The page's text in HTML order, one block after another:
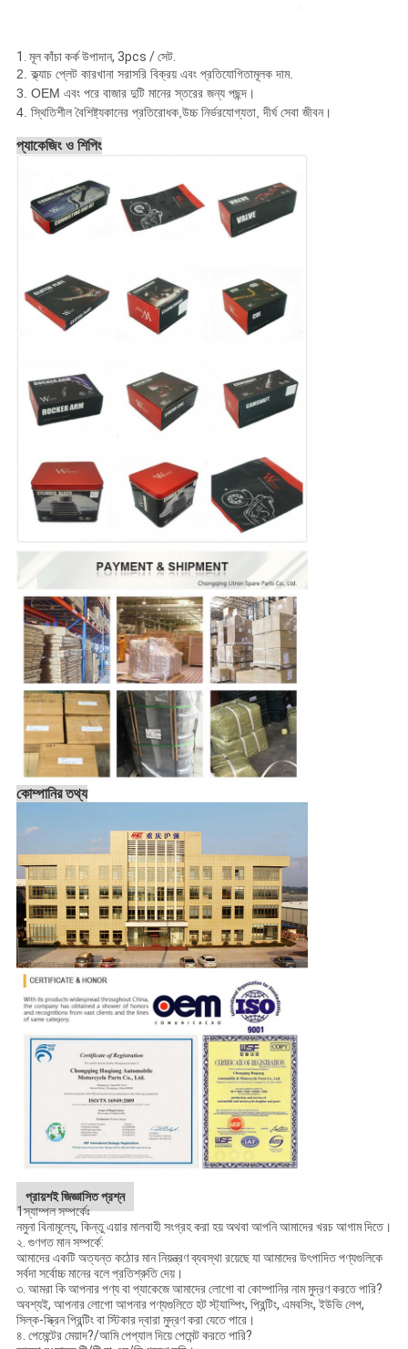
1. মূল কাঁচা কর্ক উপাদান, 3pcs / সেট.
2. ক্ল্যাচ প্লেট কারখানা সরাসরি বিক্রয় এবং প্রতিযোগিতামূলক দাম.
3. OEM এবং পরে বাজার দুটি মানের স্তরের জন্য পছন্দ।
4. স্থিতিশীল বৈশিষ্ট্যকানের প্রতিরোধক,উচ্চ নির্ভরযোগ্যতা, দীর্ঘ সেবা জীবন।
প্যাকেজিং ও শিপিং
কোম্পানির তথ্য
প্রায়শই জিজ্ঞাসিত প্রশ্ন
1স্যাম্পল সম্পর্কেঃ
নমুনা বিনামূল্যে, কিন্তু এয়ার মালবাহী সংগ্রহ করা হয় অথবা আপনি আমাদের খরচ আগাম দিতে।
২. গুণগত মান সম্পর্কে:
আমাদের একটি অত্যন্ত কঠোর মান নিয়ন্ত্রণ ব্যবস্থা রয়েছে যা আমাদের উৎপাদিত পণ্যগুলিকে
সর্বদা সর্বোচ্চ মানের বলে প্রতিশ্রুতি দেয়।
৩. আমরা কি আপনার পণ্য বা প্যাকেজে আমাদের লোগো বা কোম্পানির নাম মুদ্রণ করতে পারি?
অবশ্যই, আপনার লোগো আপনার পণ্যগুলিতে হট স্ট্যাম্পিং, প্রিন্টিং, এমবসিং, ইউভি লেপ,
সিল্ক-স্ক্রিন প্রিন্টিং বা স্টিকার দ্বারা মুদ্রণ করা যেতে পারে।
৪. পেমেন্টের মেয়াদ?/আমি পেপ্যাল দিয়ে পেমেন্ট করতে পারি?